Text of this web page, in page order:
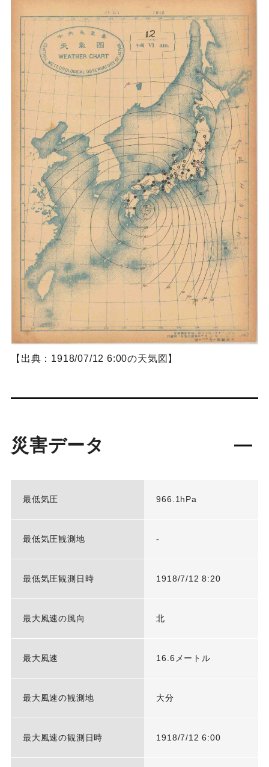
【出典：1918/07/12 6:00の天気図】
災害データ
最低気圧 966.1hPa
最低気圧観測地 -
最低気圧観測日時 1918/7/12 8:20
最大風速の風向 北
最大風速 16.6メートル
最大風速の観測地 大分
最大風速の観測日時 1918/7/12 6:00